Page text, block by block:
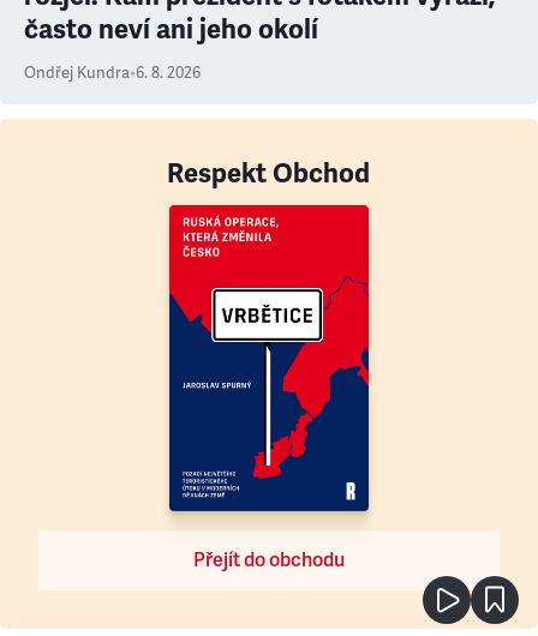
často neví ani jeho okolí
Ondřej Kundra•6. 8. 2026
Respekt Obchod
Přejít do obchodu